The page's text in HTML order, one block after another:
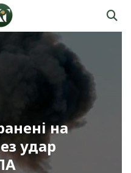
на
удар